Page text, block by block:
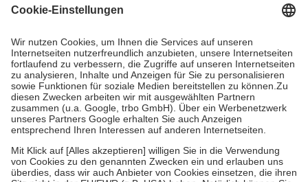
Grundsätzlich leisten Mitglieder Zuzahlungen in Höhe von zehn
höchstens zehn Euro.
Es sind jedoch nie mehr als die tatsächlichen
Kosten der Leistung zu entrichten.
Diese Regeln gelten grundsätzlich auch für Online-Apotheken.
Bei Heilmitteln und häuslicher Krankenpflege beträgt die
Zuzahlung zehn Prozent der Kosten sowie zehn Euro je
Verordnung.
Um das Engagement der Versicherten für ihre eigene Gesundheit zu
stärken und die besondere Stellung der Familie zu unterstützen,
fallenkeine Zuzahlungenan bei:
• Kindern und Jugendlichen bis zum vollendeten 18. Lebensjahr